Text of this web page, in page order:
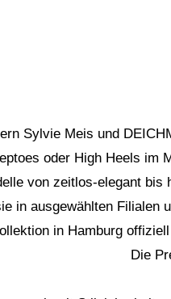
Sylvie Meis und
oder High Heels im
von zeitlos-elegant bis
in ausgewählten Filialen
in Hamburg offiziell